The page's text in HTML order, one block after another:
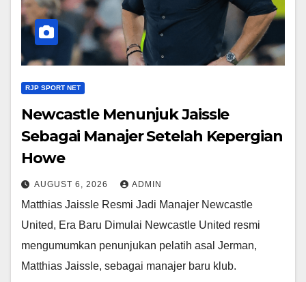
RJP SPORT NET
Newcastle Menunjuk Jaissle
Sebagai Manajer Setelah Kepergian
Howe
AUGUST 6, 2026 ADMIN
Matthias Jaissle Resmi Jadi Manajer Newcastle
United, Era Baru Dimulai Newcastle United resmi
mengumumkan penunjukan pelatih asal Jerman,
Matthias Jaissle, sebagai manajer baru klub.